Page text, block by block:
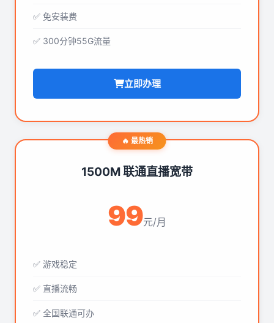
✅ 免安装费
✅ 300分钟55G流量
立即办理
🔥 最热销
1500M 联通直播宽带
99元/月
✅ 游戏稳定
✅ 直播流畅
✅ 全国联通可办